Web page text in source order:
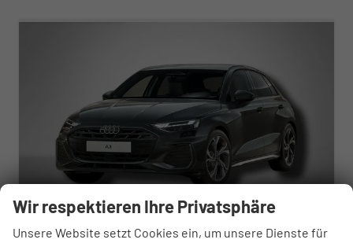
Wir respektieren Ihre Privatsphäre
Unsere Website setzt Cookies ein, um unsere Dienste für